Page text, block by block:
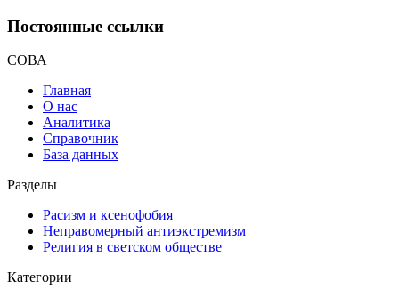
Постоянные ссылки
СОВА
Главная
О нас
Аналитика
Справочник
База данных
Разделы
Расизм и ксенофобия
Неправомерный антиэкстремизм
Религия в светском обществе
Категории